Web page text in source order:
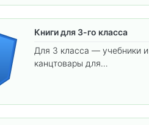
Книги для 3-го класса
Для 3 класса — учебники и
канцтовары для